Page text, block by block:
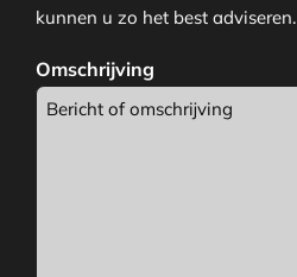
kunnen u zo het best adviseren.
Omschrijving